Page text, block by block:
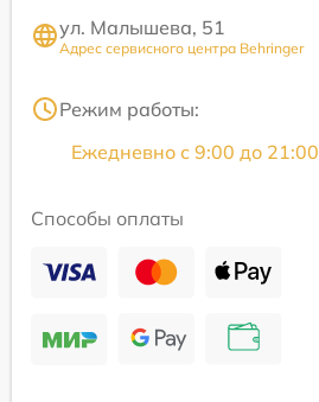
ул. Малышева, 51
Адрес сервисного центра Behringer
Режим работы:
Ежедневно с 9:00 до 21:00
Способы оплаты